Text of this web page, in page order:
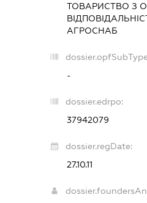
ТОВАРИСТВО З
АГРОСНАБ
-
dossier.edrpo:
37942079
dossier.regDate:
27.10.11